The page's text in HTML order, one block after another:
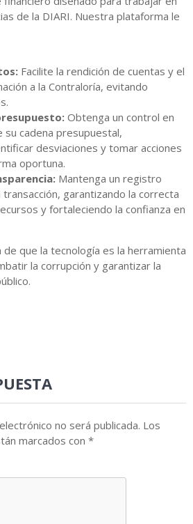
de la DIARI. Nuestra plataforma le
Facilite la rendición de cuentas y el
a la Contraloría, evitando
Obtenga un control en
cadena presupuestal,
desviaciones y tomar acciones
oportuna.
Mantenga un registro
garantizando la correcta
y fortaleciendo la confianza en
de que la tecnología es la herramienta
la corrupción y garantizar la
no será publicada. Los
marcados con *